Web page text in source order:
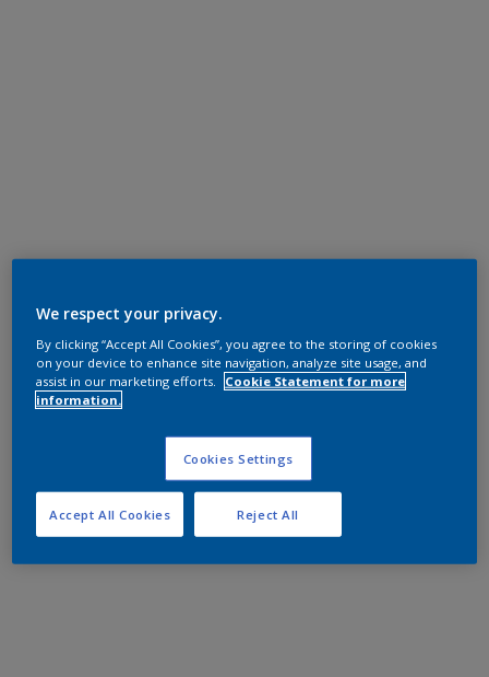
We respect your privacy.
By clicking “Accept All Cookies”, you agree to the storing of cookies
on your device to enhance site navigation, analyze site usage, and
assist in our marketing efforts.
Cookie Statement for more
information.
Cookies Settings
Reject All
Accept All Cookies